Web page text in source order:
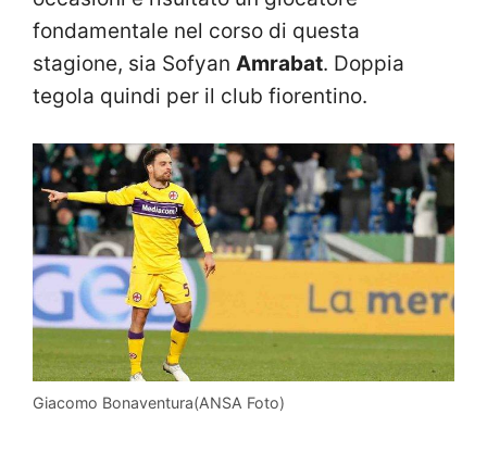
fondamentale nel corso di questa
stagione, sia Sofyan Amrabat. Doppia
tegola quindi per il club fiorentino.
Giacomo Bonaventura(ANSA Foto)